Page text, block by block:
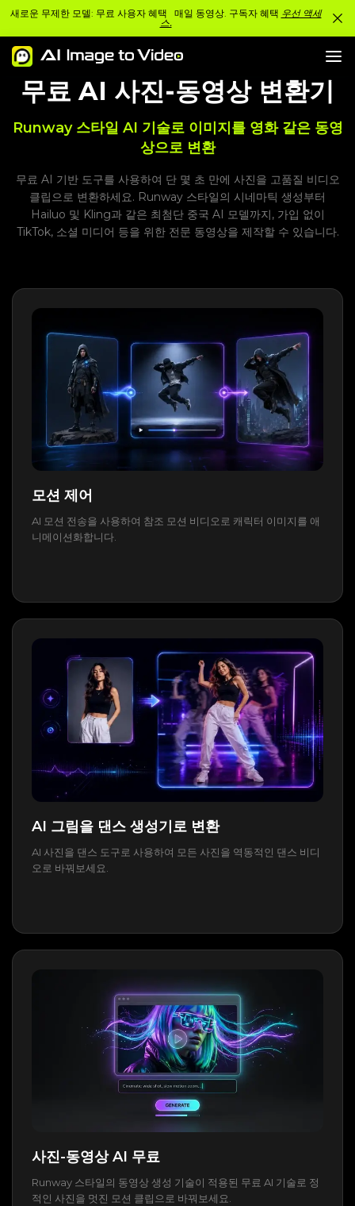
새로운 무제한 모델: 무료 사용자 혜택 매일 동영상. 구독자 혜택 우선 액세
스.
무료 AI 사진-동영상 변환기
Runway 스타일 AI 기술로 이미지를 영화 같은 동영
상으로 변환
무료 AI 기반 도구를 사용하여 단 몇 초 만에 사진을 고품질 비디오
클립으로 변환하세요. Runway 스타일의 시네마틱 생성부터
Hailuo 및 Kling과 같은 최첨단 중국 AI 모델까지, 가입 없이
TikTok, 소셜 미디어 등을 위한 전문 동영상을 제작할 수 있습니다.
모션 제어
AI 모션 전송을 사용하여 참조 모션 비디오로 캐릭터 이미지를 애
니메이션화합니다.
AI 그림을 댄스 생성기로 변환
AI 사진을 댄스 도구로 사용하여 모든 사진을 역동적인 댄스 비디
오로 바꿔보세요.
사진-동영상 AI 무료
Runway 스타일의 동영상 생성 기술이 적용된 무료 AI 기술로 정
적인 사진을 멋진 모션 클립으로 바꿔보세요.